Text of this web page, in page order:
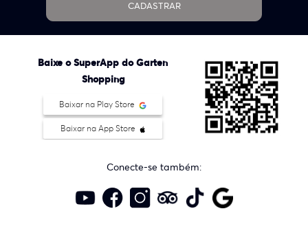
CADASTRAR
Baixe o SuperApp do Garten
Shopping
Baixar na Play Store
Baixar na App Store
Conecte-se também: